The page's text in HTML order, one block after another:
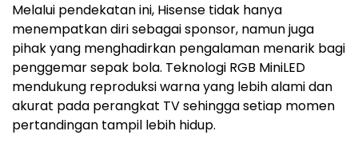
Melalui pendekatan ini, Hisense tidak hanya
menempatkan diri sebagai sponsor, namun juga
pihak yang menghadirkan pengalaman menarik bagi
penggemar sepak bola. Teknologi RGB MiniLED
mendukung reproduksi warna yang lebih alami dan
akurat pada perangkat TV sehingga setiap momen
pertandingan tampil lebih hidup.